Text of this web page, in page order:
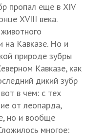
пропал еще в XIV
XVIII века.
на Кавказе. Но и
природе зубры
Кавказе, как
дикий зубр
в чем: с тех
от леопарда,
но и вообще
многое: